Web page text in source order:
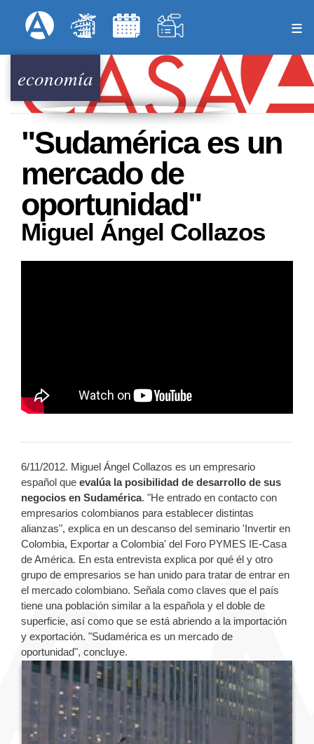
al
principal
Menú Superior
economía
"Sudamérica es un
mercado de
oportunidad"
Miguel Ángel Collazos
6/11/2012. Miguel Ángel Collazos es un empresario
español que evalúa la posibilidad de desarrollo de sus
negocios en Sudamérica. "He entrado en contacto con
empresarios colombianos para establecer distintas
alianzas", explica en un descanso del seminario 'Invertir en
Colombia, Exportar a Colombia' del Foro PYMES IE-Casa
de América. En esta entrevista explica por qué él y otro
grupo de empresarios se han unido para tratar de entrar en
el mercado colombiano. Señala como claves que el país
tiene una población similar a la española y el doble de
superficie, así como que se está abriendo a la importación
y exportación. "Sudamérica es un mercado de
oportunidad", concluye.